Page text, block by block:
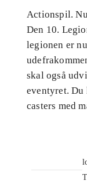
Actionspil.
Den 10.
legionen er
skal også
eventyret.
casters med